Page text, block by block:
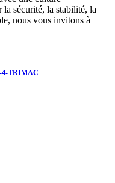
la sécurité, la stabilité, la
nous vous invitons à
4-TRIMAC